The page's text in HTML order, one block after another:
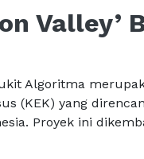
Valley’
Algoritma
(KEK) yang
Proyek ini